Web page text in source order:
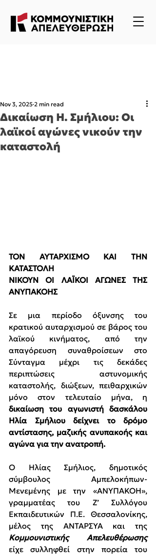
Δικαίωση Η. Σμήλιου: Οι
λαϊκοί αγώνες νικούν την
καταστολή
Nov 3, 2025 2 min read
ΤΟΝ ΑΥΤΑΡΧΙΣΜΟ ΚΑΙ ΤΗΝ
ΚΑΤΑΣΤΟΛΗ
ΝΙΚΟΥΝ ΟΙ ΛΑΪΚΟΙ ΑΓΩΝΕΣ ΤΗΣ
ΑΝΥΠΑΚΟΗΣ
Σε μια περίοδο όξυνσης του
κρατικού αυταρχισμού σε βάρος του
λαϊκού κινήματος, από την
απαγόρευση συναθροίσεων στο
Σύνταγμα μέχρι τις δεκάδες
περιπτώσεις αστυνομικής
καταστολής, διώξεων, πειθαρχικών
δικαίωση του αγωνιστή δασκάλου
Ηλία Σμήλιου δείχνει το δρόμο
αντίστασης, μαζικής ανυπακοής και
αγώνα για την ανατροπή.
Ο Ηλίας Σμήλιος, δημοτικός
σύμβουλος Αμπελοκήπων-
Μενεμένης με την «ΑΝΥΠΑΚΟΗ»,
γραμματέας του Ζ’ Συλλόγου
Εκπαιδευτικών Π.Ε. Θεσσαλονίκης,
Κομμουνιστικής Απελευθέρωσης
είχε συλληφθεί στην πορεία του